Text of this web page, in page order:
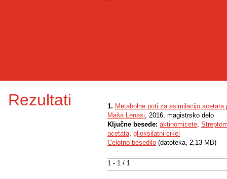
Rezultati
1 - 1 / 1
1. Metabolne poti za asimilacijo
Maša Lenasi, 2016, magistrsko delo
Ključne besede: aktinomicete,
acetata, glioksilatni cikel
Celotno besedilo (datoteka, 2,13 MB)